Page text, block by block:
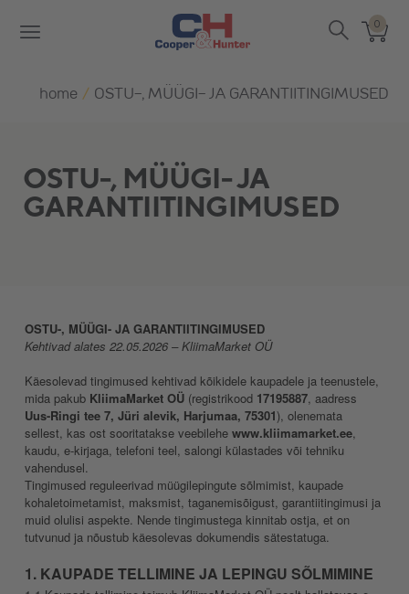
0
home / OSTU-, MÜÜGI- JA GARANTIITINGIMUSED
OSTU-, MÜÜGI- JA
GARANTIITINGIMUSED
OSTU-, MÜÜGI- JA GARANTIITINGIMUSED
Kehtivad alates 22.05.2026 – KliimaMarket OÜ
Käesolevad tingimused kehtivad kõikidele kaupadele ja teenustele,
mida pakub KliimaMarket OÜ (registrikood 17195887, aadress
Uus-Ringi tee 7, Jüri alevik, Harjumaa, 75301), olenemata
sellest, kas ost sooritatakse veebilehe www.kliimamarket.ee,
kaudu, e-kirjaga, telefoni teel, salongi külastades või tehniku
vahendusel.
Tingimused reguleerivad müügilepingute sõlmimist, kaupade
kohaletoimetamist, maksmist, taganemisõigust, garantiitingimusi ja
muid olulisi aspekte. Nende tingimustega kinnitab ostja, et on
tutvunud ja nõustub käesolevas dokumendis sätestatuga.
1. KAUPADE TELLIMINE JA LEPINGU SÕLMIMINE